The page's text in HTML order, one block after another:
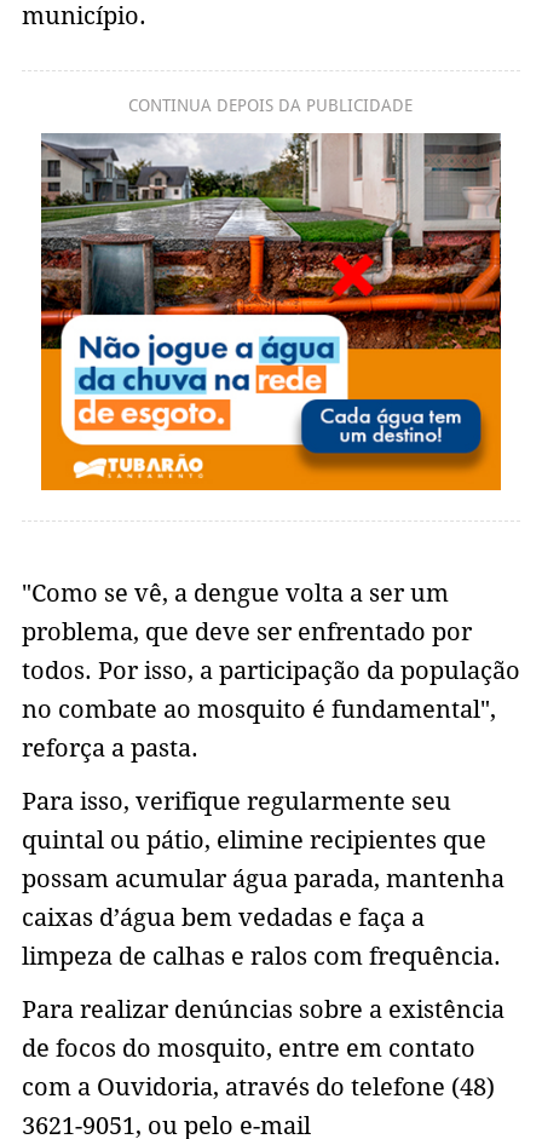
município.
CONTINUA DEPOIS DA PUBLICIDADE
"Como se vê, a dengue volta a ser um
problema, que deve ser enfrentado por
todos. Por isso, a participação da população
no combate ao mosquito é fundamental",
reforça a pasta.
Para isso, verifique regularmente seu
quintal ou pátio, elimine recipientes que
possam acumular água parada, mantenha
caixas d’água bem vedadas e faça a
limpeza de calhas e ralos com frequência.
Para realizar denúncias sobre a existência
de focos do mosquito, entre em contato
com a Ouvidoria, através do telefone (48)
3621-9051, ou pelo e-mail